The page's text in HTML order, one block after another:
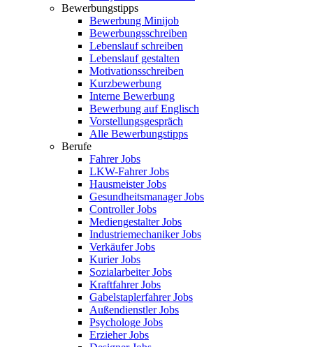
Bewerbungstipps
Bewerbung Minijob
Bewerbungsschreiben
Lebenslauf schreiben
Lebenslauf gestalten
Motivationsschreiben
Kurzbewerbung
Interne Bewerbung
Bewerbung auf Englisch
Vorstellungsgespräch
Alle Bewerbungstipps
Berufe
Fahrer Jobs
LKW-Fahrer Jobs
Hausmeister Jobs
Gesundheitsmanager Jobs
Controller Jobs
Mediengestalter Jobs
Industriemechaniker Jobs
Verkäufer Jobs
Kurier Jobs
Sozialarbeiter Jobs
Kraftfahrer Jobs
Gabelstaplerfahrer Jobs
Außendienstler Jobs
Psychologe Jobs
Erzieher Jobs